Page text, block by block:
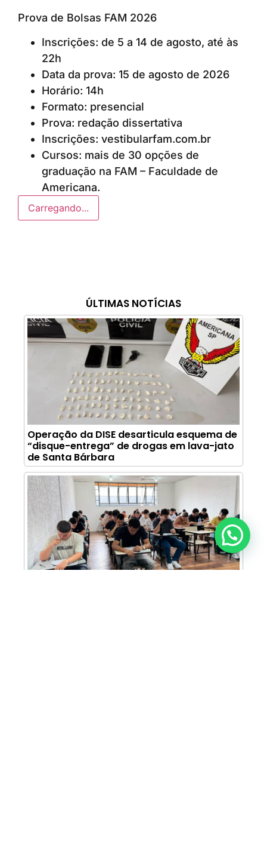
ÚLTIMAS NOTÍCIAS
Operação da DISE desarticula esquema de
“disque-entrega” de drogas em lava-jato
de Santa Bárbara
Prova de Bolsas FAM 2026
Inscrições: de 5 a 14 de agosto, até às
22h
Data da prova: 15 de agosto de 2026
Horário: 14h
Formato: presencial
Prova: redação dissertativa
Inscrições: vestibularfam.com.br
Cursos: mais de 30 opções de
graduação na FAM – Faculdade de
Americana.
Carregando...
Anunciar ou recomendar matéria